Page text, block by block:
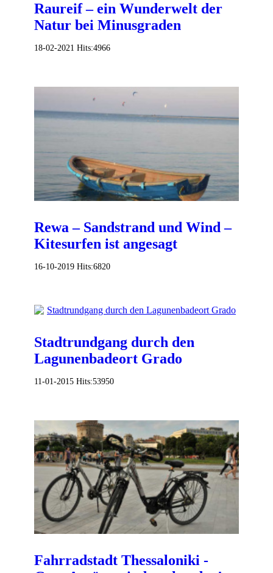
Raureif – ein Wunderwelt der
Natur bei Minusgraden
18-02-2021 Hits:4966
Rewa – Sandstrand und Wind –
Kitesurfen ist angesagt
16-10-2019 Hits:6820
Stadtrundgang durch den
Lagunenbadeort Grado
11-01-2015 Hits:53950
Fahrradstadt Thessaloniki -